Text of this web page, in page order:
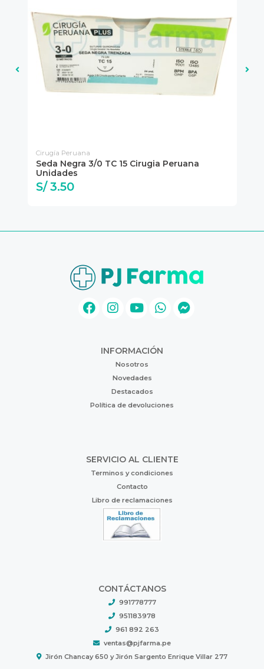
Cirugía Peruana
Seda Negra 3/0 TC 15 Cirugia Peruana
Unidades
S/ 3.50
INFORMACIÓN
Nosotros
Novedades
Destacados
Política de devoluciones
SERVICIO AL CLIENTE
Terminos y condiciones
Contacto
Libro de reclamaciones
CONTÁCTANOS
991778777
951183978
961 892 263
ventas@pjfarma.pe
Jirón Chancay 650 y Jirón Sargento Enrique Villar 277